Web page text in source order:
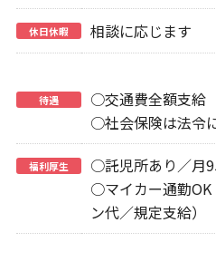
休日休暇 相談に応じます
待遇
○交通費全額支給
○社会保険は法令
福利厚生
○託児所あり／月
○マイカー通勤OK
ン代／規定支給）